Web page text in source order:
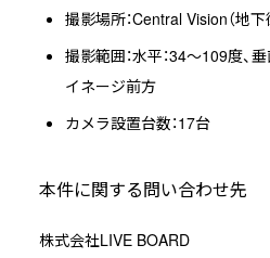
撮影場所：Central Vision（地下
撮影範囲：水平：34～109度、
イネージ前方
カメラ設置台数：17台
本件に関する問い合わせ先
株式会社LIVE BOARD